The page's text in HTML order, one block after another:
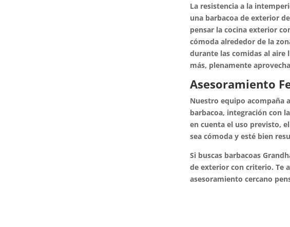
La resistencia a la
una barbacoa de exterior
pensar la cocina exterior
cómoda alrededor de la
durante las comidas al aire
más, plenamente
Asesoramiento
Nuestro equipo acompaña
barbacoa, integración con
en cuenta el uso previsto,
sea cómoda y esté bien
Si buscas barbacoas
de exterior con criterio. Te
asesoramiento cercano